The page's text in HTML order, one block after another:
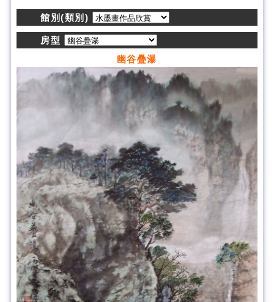
館別(類別)
房型
幽谷疊瀑